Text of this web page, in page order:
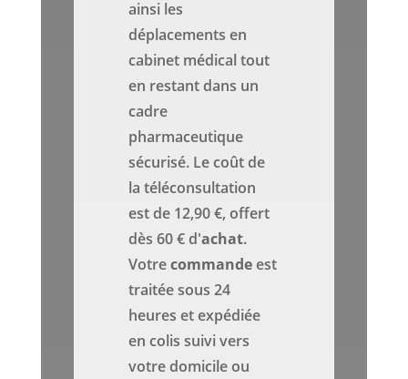
ainsi les
déplacements en
cabinet médical tout
en restant dans un
cadre
pharmaceutique
sécurisé. Le coût de
la téléconsultation
est de 12,90 €, offert
dès 60 € d'achat.
Votrecommandeest
traitée sous 24
heures et expédiée
en colis suivi vers
votre domicile ou